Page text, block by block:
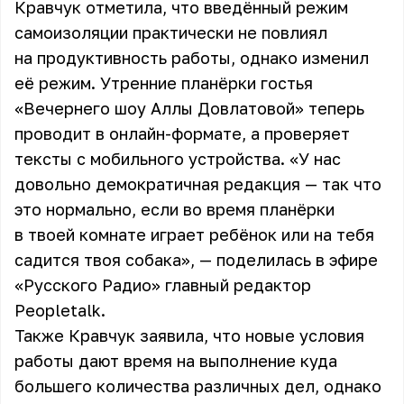
Кравчук отметила, что введённый режим
самоизоляции практически не повлиял
на продуктивность работы, однако изменил
её режим. Утренние планёрки гостья
«Вечернего шоу Аллы Довлатовой» теперь
проводит в онлайн-формате, а проверяет
тексты с мобильного устройства. «У нас
довольно демократичная редакция — так что
это нормально, если во время планёрки
в твоей комнате играет ребёнок или на тебя
садится твоя собака», — поделилась в эфире
«Русского Радио» главный редактор
Peopletalk.
Также Кравчук заявила, что новые условия
работы дают время на выполнение куда
большего количества различных дел, однако